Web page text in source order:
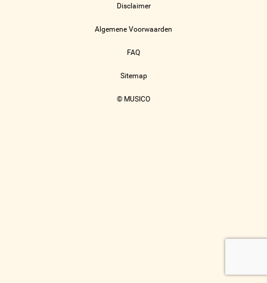
Disclaimer
Algemene Voorwaarden
FAQ
Sitemap
© MUSICO